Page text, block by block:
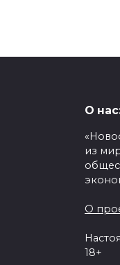
О
из
О
18+